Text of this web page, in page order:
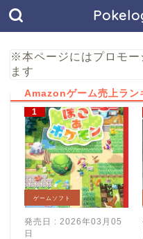
※本ページにはプロモー
ます
Amazonゲーム売上ラン
ゲームソフト
発売日 : 2026年03月05
日